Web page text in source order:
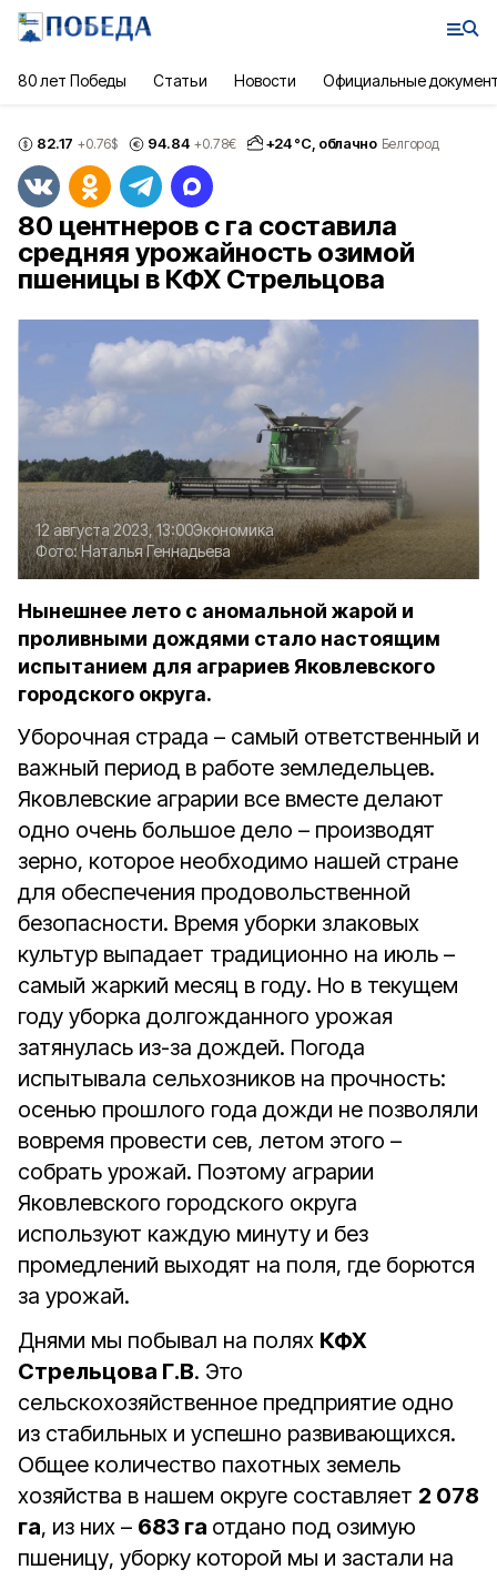
80 лет Победы Статьи Новости Официальные
82.17 +0.76$ 94.84 +0.78€ +24°С, облачно Белгород
80 центнеров с га составила
средняя урожайность озимой
пшеницы в КФХ Стрельцова
12 августа 2023, 13:00Экономика
Фото:Наталья Геннадьева
Нынешнее лето с аномальной жарой и
проливными дождями стало настоящим
испытанием для аграриев Яковлевского
городского округа.
Уборочная страда – самый ответственный и
важный период в работе земледельцев.
Яковлевские аграрии все вместе делают
одно очень большое дело – производят
зерно, которое необходимо нашей стране
для обеспечения продовольственной
безопасности. Время уборки злаковых
культур выпадает традиционно на июль –
самый жаркий месяц в году. Но в текущем
году уборка долгожданного урожая
затянулась из-за дождей. Погода
испытывала сельхозников на прочность:
осенью прошлого года дожди не позволяли
вовремя провести сев, летом этого –
собрать урожай. Поэтому аграрии
Яковлевского городского округа
используют каждую минуту и без
промедлений выходят на поля, где борются
за урожай.
Днями мы побывал на полях КФХ
Стрельцова Г.В. Это
сельскохозяйственное предприятие одно
из стабильных и успешно развивающихся.
Общее количество пахотных земель
хозяйства в нашем округе составляет 2 078
га, из них – 683 га отдано под озимую
пшеницу, уборку которой мы и застали на